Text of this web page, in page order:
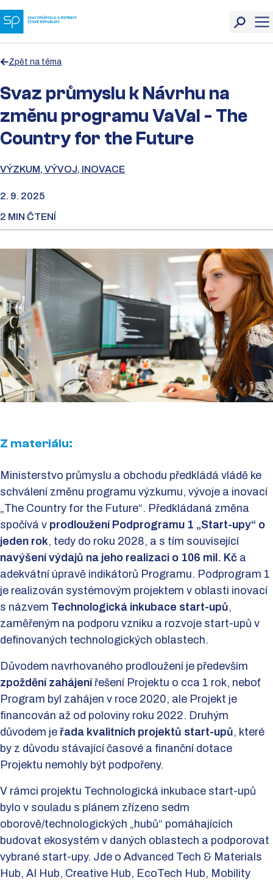
Zpět na téma
Svaz průmyslu k Návrhu na
změnu programu VaVaI - The
Country for the Future
VÝZKUM, VÝVOJ, INOVACE
2. 9. 2025
2 MIN ČTENÍ
Z materiálu:
Ministerstvo průmyslu a obchodu předkládá vládě ke
schválení změnu programu výzkumu, vývoje a inovací
„The Country for the Future“. Předkládaná změna
spočívá v prodloužení Podprogramu 1 „Start-upy“ o
jeden rok, tedy do roku 2028, a s tím související
navýšení výdajů na jeho realizaci o 106 mil. Kč a
adekvátní úpravě indikátorů Programu. Podprogram 1
je realizován systémovým projektem v oblasti inovací
s názvem Technologická inkubace start-upů,
zaměřeným na podporu vzniku a rozvoje start-upů v
definovaných technologických oblastech.
Důvodem navrhovaného prodloužení je především
zpoždění zahájenířešení Projektu o cca 1 rok, neboť
Program byl zahájen v roce 2020, ale Projekt je
financován až od poloviny roku 2022. Druhým
důvodem je řada kvalitních projektů start-upů, které
by z důvodu stávající časové a finanční dotace
Projektu nemohly být podpořeny.
V rámci projektu Technologická inkubace start-upů
bylo v souladu s plánem zřízeno sedm
oborově/technologických „hubů“ pomáhajících
budovat ekosystém v daných oblastech a podporovat
vybrané start-upy. Jde o Advanced Tech & Materials
Hub, AI Hub, Creative Hub, EcoTech Hub, Mobility